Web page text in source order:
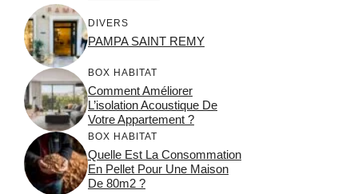
DIVERS
PAMPA SAINT REMY
BOX HABITAT
Comment Améliorer
L’isolation Acoustique De
Votre Appartement ?
BOX HABITAT
Quelle Est La Consommation
En Pellet Pour Une Maison
De 80m2 ?